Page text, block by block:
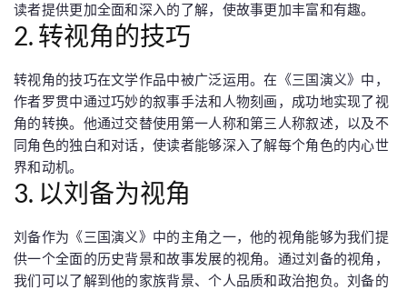
读者提供更加全面和深入的了解，使故事更加丰富和有趣。
2. 转视角的技巧
转视角的技巧在文学作品中被广泛运用。在《三国演义》中，
作者罗贯中通过巧妙的叙事手法和人物刻画，成功地实现了视
角的转换。他通过交替使用第一人称和第三人称叙述，以及不
同角色的独白和对话，使读者能够深入了解每个角色的内心世
界和动机。
3. 以刘备为视角
刘备作为《三国演义》中的主角之一，他的视角能够为我们提
供一个全面的历史背景和故事发展的视角。通过刘备的视角，
我们可以了解到他的家族背景、个人品质和政治抱负。刘备的